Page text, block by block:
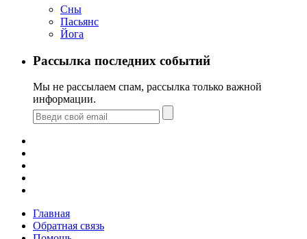
Сны
Пасьянс
Йога
Рассылка последних событий
Мы не рассылаем спам, рассылка только важной
информации.
Главная
Обратная связь